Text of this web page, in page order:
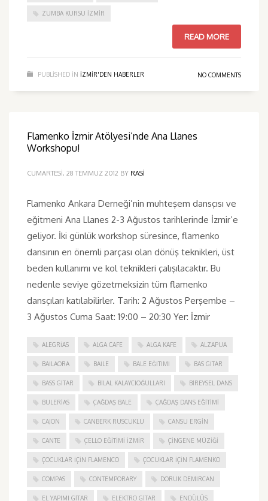
ZUMBA KURSU İZMIR
READ MORE
PUBLISHED IN IZMIR'DEN HABERLER NO COMMENTS
Flamenko İzmir Atölyesi’nde Ana Llanes
Workshopu!
CUMARTESI, 28 TEMMUZ 2012 BY RASI
Flamenko Ankara Derneği’nin muhteşem dansçısı ve
eğitmeni Ana Llanes 2-3 Ağustos tarihlerinde İzmir’e
geliyor. İki günlük workshop süresince, flamenko
dansının en önemli parçası olan dönüş teknikleri, üst
beden kullanımı ve kol teknikleri çalışılacaktır. Bu
nedenle seviye gözetmeksizin tüm flamenko
dansçıları katılabilirler. Tarih: 2 Ağustos Perşembe –
3 Ağustos Cuma Saat: 19:00 – 20:30 Yer: İzmir
ALEGRIAS ALGA CAFE ALGA KAFE ALZAPUA
BAILAORA BAILE BALE EĞITIMI BAS GITAR
BASS GITAR BILAL KALAYCIOĞULLARI BIREYSEL DANS
BULERIAS ÇAĞDAŞ BALE ÇAĞDAŞ DANS EĞITIMI
CAJON CANBERK RUSCUKLU CANSU ERGIN
CANTE ÇELLO EĞITIMI İZMIR ÇINGENE MÜZIĞI
ÇOCUKLAR IÇIN FLAMENCO ÇOCUKLAR IÇIN FLAMENKO
COMPAS CONTEMPORARY DORUK DEMIRCAN
EL YAPIMI GITAR ELEKTRO GITAR ENDÜLÜS